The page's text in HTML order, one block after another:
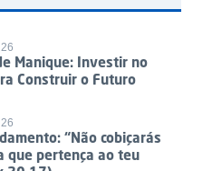
Manique: Investir no
Construir o Futuro
“Não cobiçarás
que pertença ao teu